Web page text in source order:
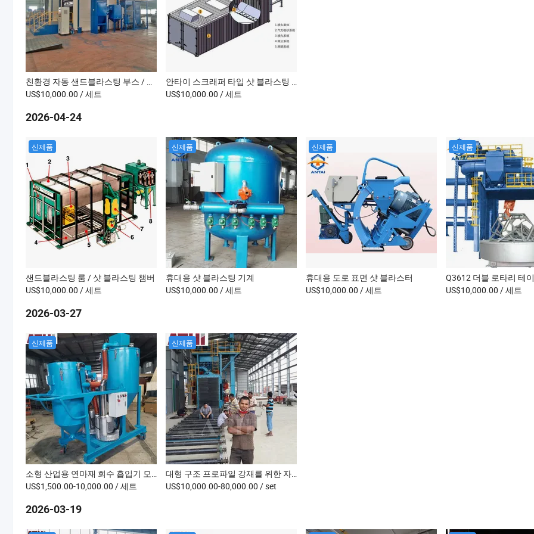
친환경 자동 샌드블라스팅 부스 / 룸 At1586과 99% 고강도 연마재 재활용 시스템
US$10,000.00 / 세트
안타이 스크래퍼 타입 샷 블라스팅 룸 / 샌드블라스팅 부스 모델 At1444 선박 건조, 중공업, 강철 구조 표면 준비용
US$10,000.00 / 세트
2026-04-24
신제품
샌드블라스팅 룸 / 샷 블라스팅 챔버
US$10,000.00 / 세트
신제품
휴대용 샷 블라스팅 기계
US$10,000.00 / 세트
신제품
휴대용 도로 표면 샷 블라스터
US$10,000.00 / 세트
신제품
US$10,000.00 / 세트
2026-03-27
신제품
소형 산업용 연마재 회수 흡입기 모바일 사용용
US$1,500.00-10,000.00 / 세트
신제품
대형 구조 프로파일 강재를 위한 자동 샷 블라스트 세척 및 도장 시스템
US$10,000.00-80,000.00 / set
2026-03-19